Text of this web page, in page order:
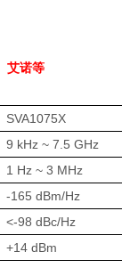
艾诺等
SVA1075X
9 kHz ~ 7.5 GHz
1 Hz ~ 3 MHz
-165 dBm/Hz
<-98 dBc/Hz
+14 dBm